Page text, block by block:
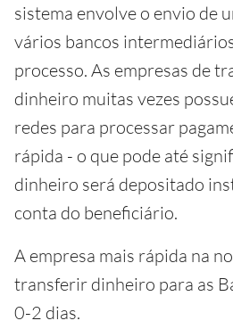
sistema envolve o envio de
vários bancos
processo. As empresas de
dinheiro muitas vezes
redes para processar
rápida - o que pode até
dinheiro será depositado
conta do beneficiário.
A empresa mais rápida na
transferir dinheiro para as
0-2 dias.